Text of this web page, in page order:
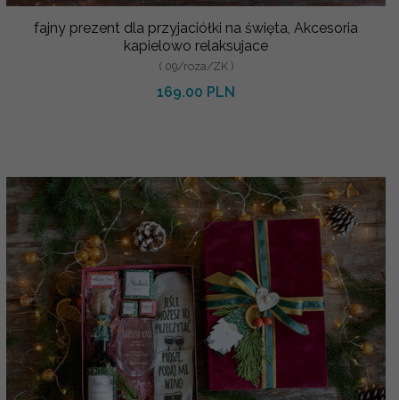
fajny prezent dla przyjaciółki na święta, Akcesoria
kapielowo relaksujace
( 09/roza/ZK )
169.00 PLN